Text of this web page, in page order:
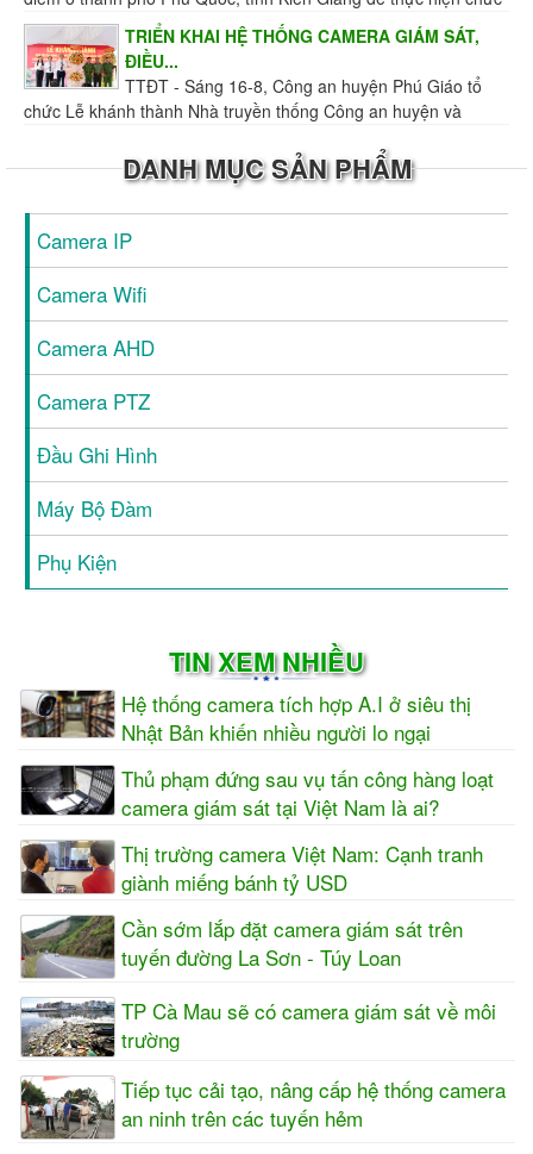
năng giám sát tình hình an ninh trật tự...
TRIỂN KHAI HỆ THỐNG CAMERA GIÁM SÁT,
ĐIỀU...
TTĐT - Sáng 16-8, Công an huyện Phú Giáo tổ
chức Lễ khánh thành Nhà truyền thống Công an huyện và
DANH MỤC SẢN PHẨM
Camera IP
Camera Wifi
Camera AHD
Camera PTZ
Đầu Ghi Hình
Máy Bộ Đàm
Phụ Kiện
TIN XEM NHIỀU
Hệ thống camera tích hợp A.I ở siêu thị
Nhật Bản khiến nhiều người lo ngại
Thủ phạm đứng sau vụ tấn công hàng loạt
camera giám sát tại Việt Nam là ai?
Thị trường camera Việt Nam: Cạnh tranh
giành miếng bánh tỷ USD
Cần sớm lắp đặt camera giám sát trên
tuyến đường La Sơn - Túy Loan
TP Cà Mau sẽ có camera giám sát về môi
trường
Tiếp tục cải tạo, nâng cấp hệ thống camera
an ninh trên các tuyến hẻm